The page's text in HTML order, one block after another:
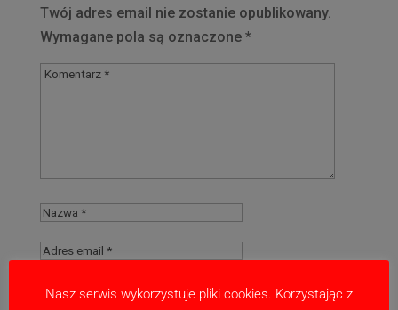
Twój adres email nie zostanie opublikowany.
Wymagane pola są oznaczone *
Nasz serwis wykorzystuje pliki cookies. Korzystając z